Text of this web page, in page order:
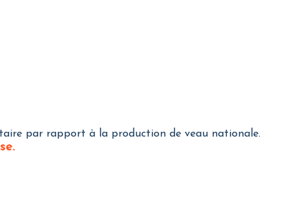
par rapport à la production de veau nationale.